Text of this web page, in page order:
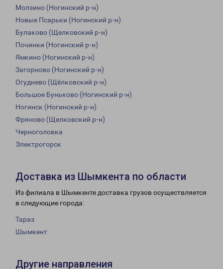
Молзино (Ногинский р-н)
Новые Псарьки (Ногинский р-н)
Булаково (Щелковский р-н)
Починки (Ногинский р-н)
Ямкино (Ногинский р-н)
Загорново (Ногинский р-н)
Огуднево (Щёлковский р-н)
Большое Буньково (Ногинский р-н)
Ногинск (Ногинский р-н)
Фряново (Щелковский р-н)
Черноголовка
Электрогорск
Доставка из Шымкента по области
Из филиала в Шымкенте доставка грузов осуществляется
в следующие города:
Тараз
Шымкент
Другие направления